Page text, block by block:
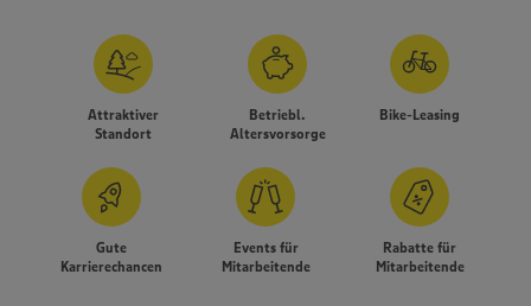
Attraktiver
Standort
Betriebl.
Altersvorsorge
Bike-Leasing
Gute
Karrierechancen
Events für
Mitarbeitende
Rabatte für
Mitarbeitende